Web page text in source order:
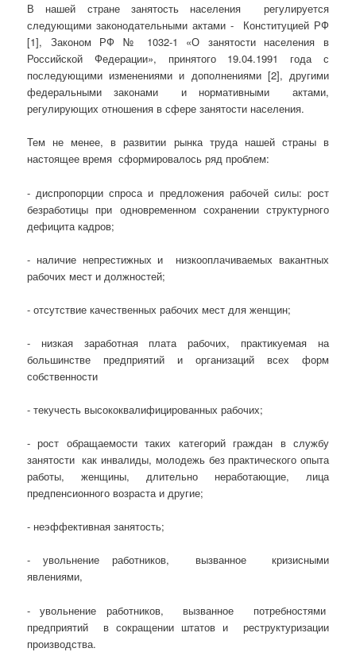
В нашей стране занятость населения регулируется
следующими законодательными актами - Конституцией РФ
[1], Законом РФ № 1032-1 «О занятости населения в
Российской Федерации», принятого 19.04.1991 года с
последующими изменениями и дополнениями [2], другими
федеральными законами и нормативными актами,
регулирующих отношения в сфере занятости населения.
Тем не менее, в развитии рынка труда нашей страны в
настоящее время сформировалось ряд проблем:
- диспропорции спроса и предложения рабочей силы: рост
безработицы при одновременном сохранении структурного
дефицита кадров;
- наличие непрестижных и низкооплачиваемых вакантных
рабочих мест и должностей;
- отсутствие качественных рабочих мест для женщин;
- низкая заработная плата рабочих, практикуемая на
большинстве предприятий и организаций всех форм
собственности
- текучесть высококвалифицированных рабочих;
- рост обращаемости таких категорий граждан в службу
занятости как инвалиды, молодежь без практического опыта
работы, женщины, длительно неработающие, лица
предпенсионного возраста и другие;
- неэффективная занятость;
- увольнение работников, вызванное кризисными
явлениями,
- увольнение работников, вызванное потребностями
предприятий в сокращении штатов и реструктуризации
производства.